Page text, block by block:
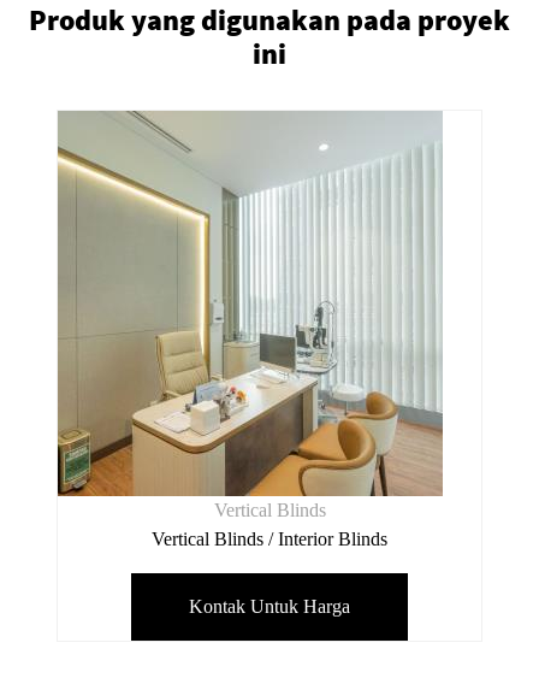
Produk yang digunakan pada proyek
ini
Vertical Blinds
Vertical Blinds / Interior Blinds
Kontak Untuk Harga